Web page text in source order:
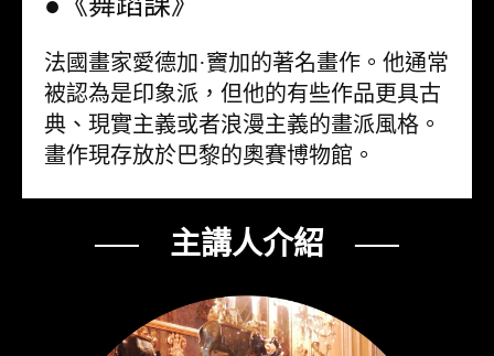
法國畫家愛德加·竇加的著名畫作。他通常
被認為是印象派，但他的有些作品更具古
典、現實主義或者浪漫主義的畫派風格。
畫作現存放於巴黎的奧賽博物館。
── 主講人介紹 ──